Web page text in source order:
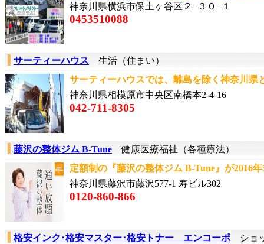
神奈川県横浜市保土ヶ谷区２−３０−１
0453510088
サーティーハウス 生活（住まい）
サーティーハウスでは、離島を除く神奈川
神奈川県相模原市中央区南橋本2-4-16
042-711-8305
藤沢の整体ジム B-Tune 健康医療福祉（各種療法）
定額制の『藤沢の整体ジム B-Tune』が2016
神奈川県藤沢市藤沢577-1 寿ビル302
0120-860-866
格安インク･格安マスター･格安トナー エンコーポ ショ